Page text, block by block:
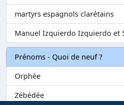
martyrs espagnols clarétains
Manuel Izquierdo Izquierdo et
Prénoms - Quoi de neuf ?
Orphée
Zébédée